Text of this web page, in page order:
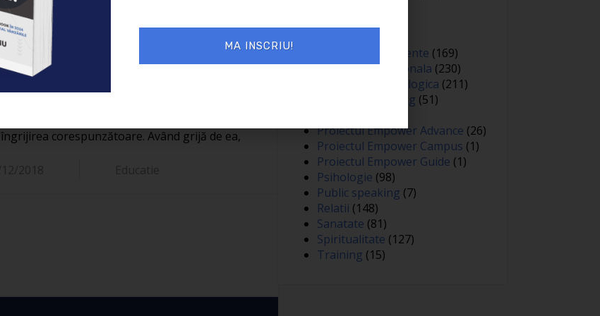
ale pielii. Ingredientul principal este mimoza
pentru eliminarea cicatricilor și regenerarea
multe laboratoare, sub diferite forme și, în
Iar dacă îți dorești să ai grijă de întregul corp,
Polygemma, care are numeroase beneficii de
mecanism de apărare al corpului
corespunzătoare. Având grijă de ea,
Oameni si experiente (169)
Optimizare personala (230)
Optimizare psihologica (211)
Personal branding (51)
Proiectul Empower Advance (26)
Proiectul Empower Campus (1)
Proiectul Empower Guide (1)
Psihologie (98)
Public speaking (7)
Relatii (148)
Sanatate (81)
Spiritualitate (127)
Training (15)
MA INSCRIU!